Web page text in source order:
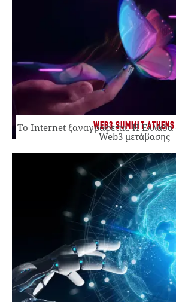
WEB3 SUMMIT ATHENS
Το Internet ξαναγράφεται. Η Ελλάδα
Web3 μετάβασης